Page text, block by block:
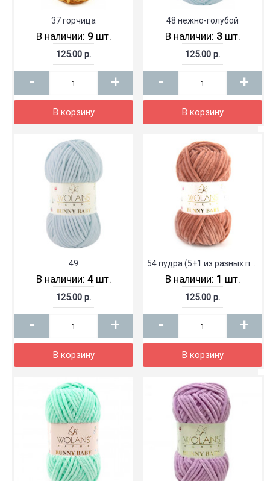
37 горчица
В наличии: 9шт.
125.00 р.
- +
В корзину
48 нежно-голубой
В наличии: 3шт.
125.00 р.
- +
В корзину
49
В наличии: 4шт.
125.00 р.
- +
В корзину
В наличии: 1 шт.
125.00 р.
- +
В корзину